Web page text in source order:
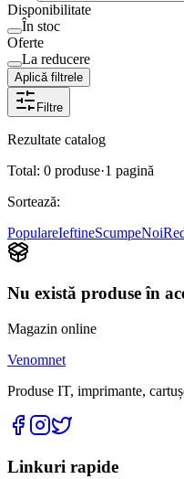
Disponibilitate
În stoc
Oferte
La reducere
Aplică filtrele
Filtre
Rezultate catalog
Total: 0 produse·1 pagină
Sortează:
PopulareIeftineScumpeNoi
Nu există produse în
Magazin online
Venomnet
Produse IT, imprimante,
Linkuri rapide